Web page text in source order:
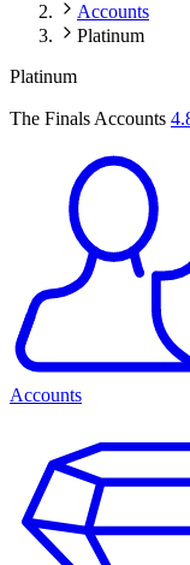
Accounts
Platinum
Platinum
The Finals Accounts
Accounts